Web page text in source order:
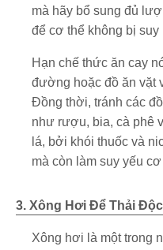
mà hãy bổ sung đủ
để cơ thể không bị
Hạn chế thức ăn cay
đường hoặc đồ ăn vặt
Đồng thời, tránh các
như rượu, bia, cà phê
lá, bởi khói thuốc và
mà còn làm suy yếu
3. Xông Hơi Để Thải
Xông hơi là một trong